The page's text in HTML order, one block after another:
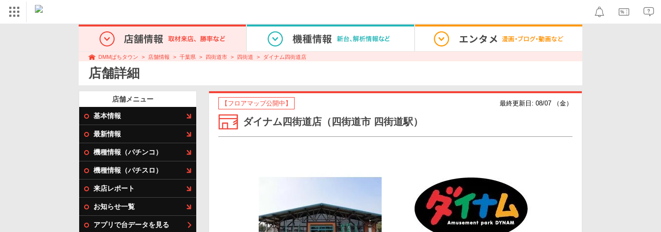
DMMぱちタウン 店舗情報 千葉県 四街道市 四街道 ダイナム四街道店
店舗詳細
店舗メニュー
基本情報
最新情報
機種情報（パチンコ）
機種情報（パチスロ）
来店レポート
お知らせ一覧
アプリで台データを見る
【フロアマップ公開中】 最終更新日: 08/07 （金）
ダイナム四街道店（四街道市 四街道駅）